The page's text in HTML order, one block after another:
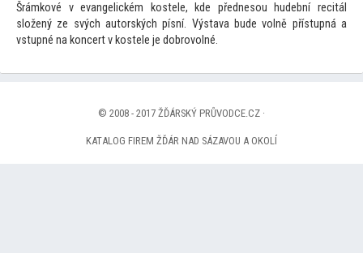
Šrámkové v evangelickém kostele, kde přednesou hudební recitál
složený ze svých autorských písní. Výstava bude volně přístupná a
vstupné na koncert v kostele je dobrovolné.
© 2008 - 2017 ŽĎÁRSKÝ PRŮVODCE.CZ ·
KATALOG FIREM ŽĎÁR NAD SÁZAVOU A OKOLÍ